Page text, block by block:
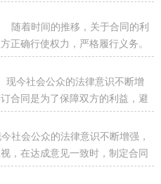
大家都...
时间的推移，关于合同的利
正确行使权力，严格履行义务。
是小编为...
社会公众的法律意识不断增
合同是为了保障双方的利益，避
的时候需...
公众的法律意识不断增强，
，在达成意见一致时，制定合同
合法的...